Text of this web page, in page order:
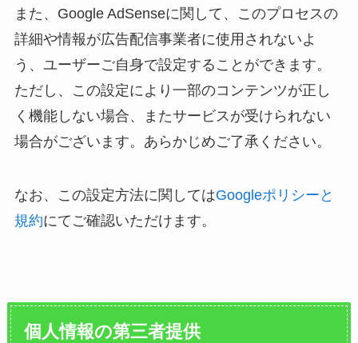
また、Google AdSenseに関して、このプロセスの
詳細や情報が広告配信事業者に使用されないよ
う、ユーザーご自身で設定することができます。
ただし、この設定により一部のコンテンツが正し
く機能しない場合、またサービスが受けられない
場合がございます。あらかじめご了承ください。
なお、この設定方法に関してはGoogleポリシーと
規約にてご確認いただけます。
個人情報の第三者提供